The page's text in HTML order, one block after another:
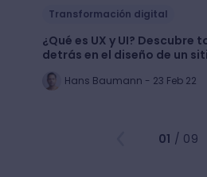
Transformación digital
¿Qué es UX y UI? Descubre
detrás en el diseño de un
Hans Baumann - 23 Feb 22
01 / 09